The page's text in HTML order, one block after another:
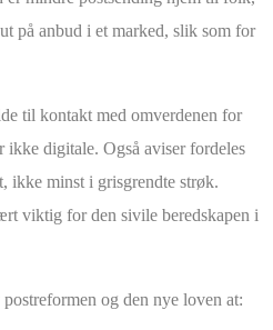
på anbud i et marked, slik som for
til kontakt med omverdenen for
ikke digitale. Også aviser fordeles
ikke minst i grisgrendte strøk.
viktig for den sivile beredskapen i
og den nye loven at: